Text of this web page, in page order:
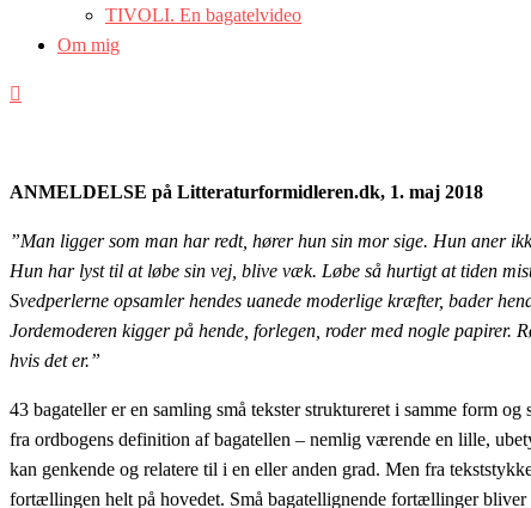
TIVOLI. En bagatelvideo
Om mig
ANMELDELSE på Litteraturformidleren.dk, 1. maj 2018
”Man ligger som man har redt, hører hun sin mor sige. Hun aner
Hun har lyst til at løbe sin vej, blive væk. Løbe så hurtigt at tiden
Svedperlerne opsamler hendes uanede moderlige kræfter, bader
Jordemoderen kigger på hende, forlegen, roder med nogle papirer.
hvis det er.”
43 bagateller er en samling små tekster struktureret i samme form
fra ordbogens definition af bagatellen – nemlig værende en lille,
kan genkende og relatere til i en eller anden grad. Men fra
fortællingen helt på hovedet. Små bagatellignende fortællinger